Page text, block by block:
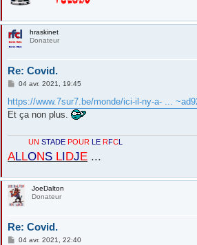
hraskinet
Donateur
Re: Covid.
M
s
s
a
04 avr. 2021, 19:45
https://www.7sur7.be/monde/ici-il-ny-a- ...
Et ça non plus.
STADE POUR LE RFCL
ALLONS LIDJE ...
JoeDalton
Donateur
Re: Covid.
M04 avr. 2021, 22:40